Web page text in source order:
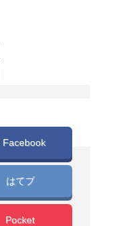
Facebook
はてブ
Pocket